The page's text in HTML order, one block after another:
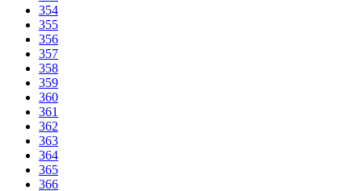
354
355
356
357
358
359
360
361
362
363
364
365
366